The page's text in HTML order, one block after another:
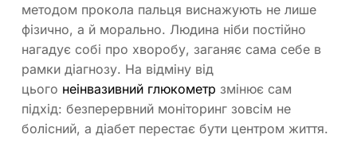
методом прокола пальця виснажують не лише
фізично, а й морально. Людина ніби постійно
нагадує собі про хворобу, заганяє сама себе в
рамки діагнозу. На відміну від
цього неінвазивний глюкометр змінює сам
підхід: безперервний моніторинг зовсім не
болісний, а діабет перестає бути центром життя.